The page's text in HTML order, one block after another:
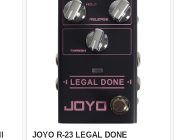
JOYO R-23 LEGAL DONE